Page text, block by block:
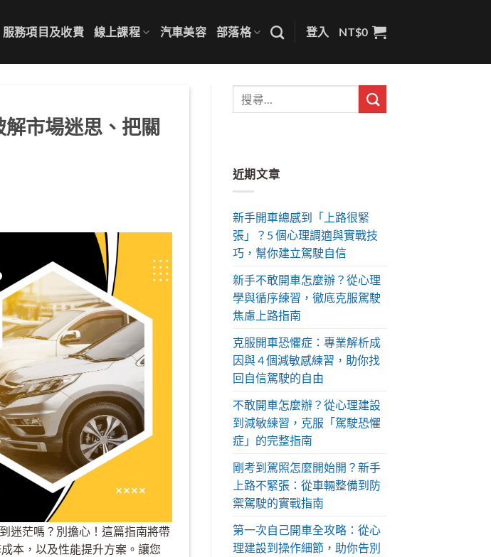
服務項目及收費 線上課程 汽車美容 部落格 登入 NT$0
市場迷思、把關
迷茫嗎？別擔心！這篇指南將帶
本，以及性能提升方案。讓您
近期文章
新手開車總感到「上路很緊
張」？5 個心理調適與實戰技
巧，幫你建立駕駛自信
新手不敢開車怎麼辦？從心理
學與循序練習，徹底克服駕駛
焦慮上路指南
克服開車恐懼症：專業解析成
因與 4 個減敏感練習，助你找
回自信駕駛的自由
不敢開車怎麼辦？從心理建設
到減敏練習，克服「駕駛恐懼
症」的完整指南
剛考到駕照怎麼開始開？新手
上路不緊張：從車輛整備到防
禦駕駛的實戰指南
第一次自己開車全攻略：從心
理建設到操作細節，助你告別